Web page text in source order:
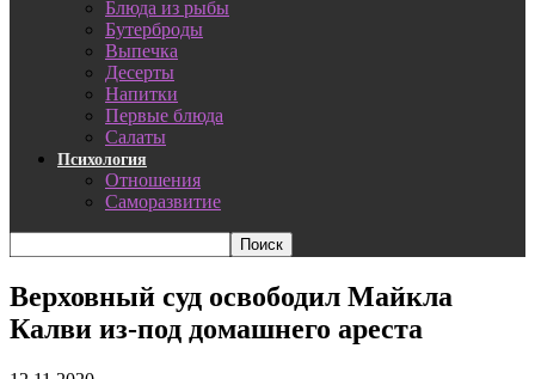
Блюда из рыбы
Бутерброды
Выпечка
Десерты
Напитки
Первые блюда
Салаты
Психология
Отношения
Саморазвитие
Верховный суд освободил Майкла
Калви из-под домашнего ареста